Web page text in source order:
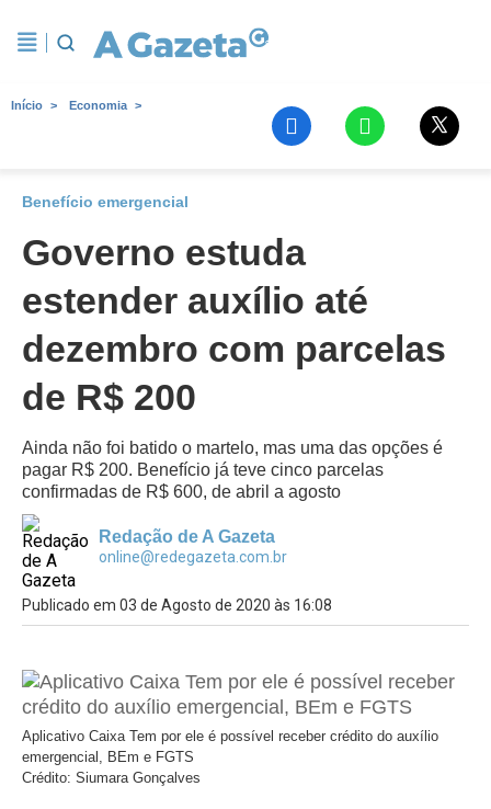
Início Economia
Benefício emergencial
Governo estuda
estender auxílio até
dezembro com parcelas
de R$ 200
Ainda não foi batido o martelo, mas uma das opções é
pagar R$ 200. Benefício já teve cinco parcelas
confirmadas de R$ 600, de abril a agosto
Redação de A Gazeta
online@redegazeta.com.br
Publicado em 03 de Agosto de 2020 às 16:08
Aplicativo Caixa Tem por ele é possível receber crédito do auxílio
emergencial, BEm e FGTS
Crédito: Siumara Gonçalves